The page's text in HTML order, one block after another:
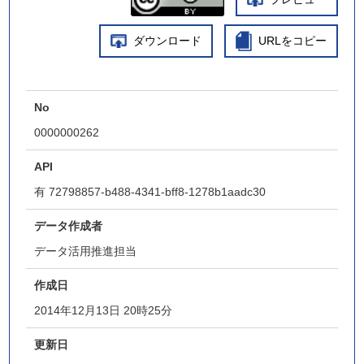
ダウンロード URLをコピー
No
0000000262
API
有 72798857-b488-4341-bff8-1278b1aadc30
データ作成者
データ活用推進担当
作成日
2014年12月13日 20時25分
更新日